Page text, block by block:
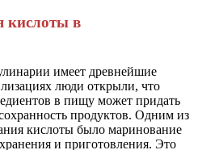
кислоты в
имеет древнейшие
люди открыли, что
в пищу может придать
продуктов. Одним из
кислоты было маринование
и приготовления. Это